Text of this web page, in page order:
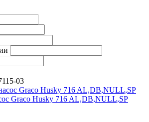
03
Graco Husky 716 AL,DB,NULL,SP